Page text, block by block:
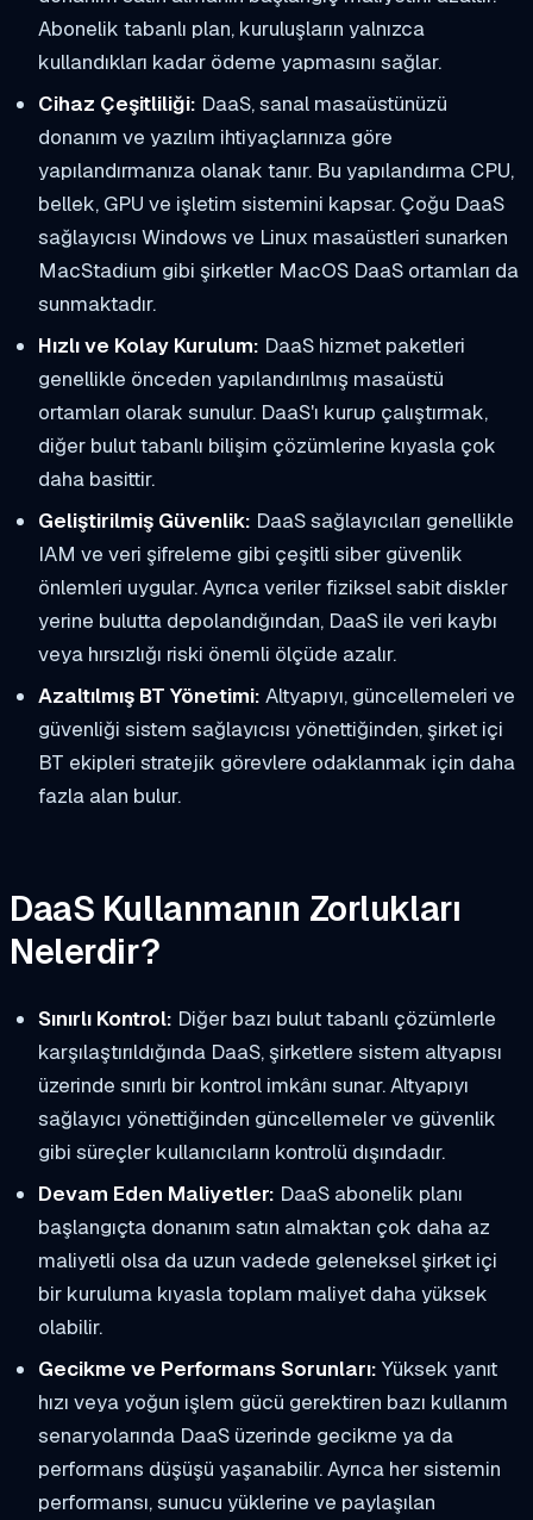
Abonelik tabanlı plan, kuruluşların yalnızca
kullandıkları kadar ödeme yapmasını sağlar.
Cihaz Çeşitliliği: DaaS, sanal masaüstünüzü
donanım ve yazılım ihtiyaçlarınıza göre
yapılandırmanıza olanak tanır. Bu yapılandırma CPU,
bellek, GPU ve işletim sistemini kapsar. Çoğu DaaS
sağlayıcısı Windows ve Linux masaüstleri sunarken
MacStadium gibi şirketler MacOS DaaS ortamları da
sunmaktadır.
Hızlı ve Kolay Kurulum: DaaS hizmet paketleri
genellikle önceden yapılandırılmış masaüstü
ortamları olarak sunulur. DaaS'ı kurup çalıştırmak,
diğer bulut tabanlı bilişim çözümlerine kıyasla çok
daha basittir.
Geliştirilmiş Güvenlik: DaaS sağlayıcıları genellikle
IAM ve veri şifreleme gibi çeşitli siber güvenlik
önlemleri uygular. Ayrıca veriler fiziksel sabit diskler
yerine bulutta depolandığından, DaaS ile veri kaybı
veya hırsızlığı riski önemli ölçüde azalır.
Azaltılmış BT Yönetimi: Altyapıyı, güncellemeleri ve
güvenliği sistem sağlayıcısı yönettiğinden, şirket içi
BT ekipleri stratejik görevlere odaklanmak için daha
fazla alan bulur.
DaaS Kullanmanın Zorlukları
Nelerdir?
Sınırlı Kontrol: Diğer bazı bulut tabanlı çözümlerle
karşılaştırıldığında DaaS, şirketlere sistem altyapısı
üzerinde sınırlı bir kontrol imkânı sunar. Altyapıyı
sağlayıcı yönettiğinden güncellemeler ve güvenlik
gibi süreçler kullanıcıların kontrolü dışındadır.
Devam Eden Maliyetler: DaaS abonelik planı
başlangıçta donanım satın almaktan çok daha az
maliyetli olsa da uzun vadede geleneksel şirket içi
bir kuruluma kıyasla toplam maliyet daha yüksek
olabilir.
Gecikme ve Performans Sorunları: Yüksek yanıt
hızı veya yoğun işlem gücü gerektiren bazı kullanım
senaryolarında DaaS üzerinde gecikme ya da
performans düşüşü yaşanabilir. Ayrıca her sistemin
performansı, sunucu yüklerine ve paylaşılan